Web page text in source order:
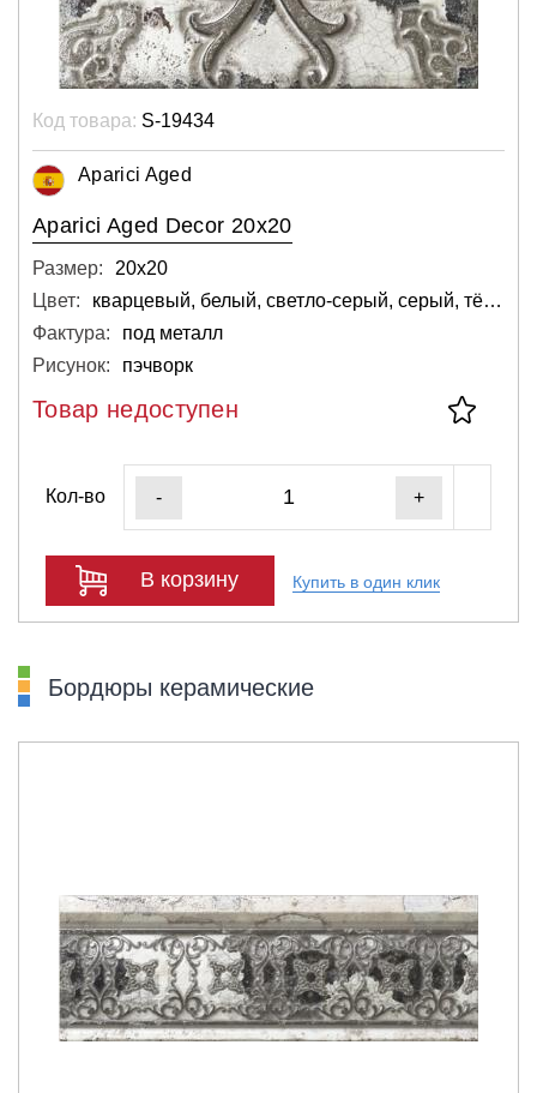
Код товара: S-19434
Aparici Aged
Aparici Aged Decor 20x20
Размер:
20х20
Цвет:
кварцевый, белый, светло-серый, серый, тёмный
Фактура:
под металл
Рисунок:
пэчворк
Товар недоступен
Кол-во - +
В корзину Купить в один клик
Бордюры керамические